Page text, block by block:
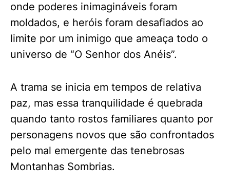
onde poderes inimagináveis foram
moldados, e heróis foram desafiados ao
limite por um inimigo que ameaça todo o
universo de “O Senhor dos Anéis”.
A trama se inicia em tempos de relativa
paz, mas essa tranquilidade é quebrada
quando tanto rostos familiares quanto por
personagens novos que são confrontados
pelo mal emergente das tenebrosas
Montanhas Sombrias.